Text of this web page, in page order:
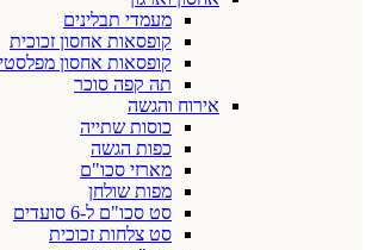
מעמדי תבלינים
קופסאות אחסון זכוכית
קופסאות אחסון
תה קפה סוכר
אירוח והגשה
כוסות שתייה
כפות הגשה
מארזי סכו"ם
מפות שולחן
סט סכו"ם ל-6 סועדים
סט צלחות זכוכית